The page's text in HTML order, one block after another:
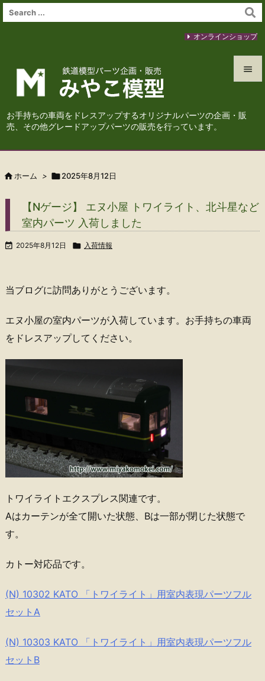
お手持ちの車両をドレスアップするオリジナルパーツの企画・販
売、その他グレードアップパーツの販売を行っています。




オンラインショップ
 ホーム > 2025年8月12日
【Nゲージ】 エヌ小屋 トワイライト、北斗星など
室内パーツ 入荷しました
 2025年8月12日  入荷情報
当ブログに訪問ありがとうございます。
エヌ小屋の室内パーツが入荷しています。お手持ちの車両
をドレスアップしてください。
トワイライトエクスプレス関連です。
Aはカーテンが全て開いた状態、Bは一部が閉じた状態で
す。
カトー対応品です。
(N) 10302 KATO 「トワイライト」用室内表現パーツフル
セットA
(N) 10303 KATO 「トワイライト」用室内表現パーツフル
セットB